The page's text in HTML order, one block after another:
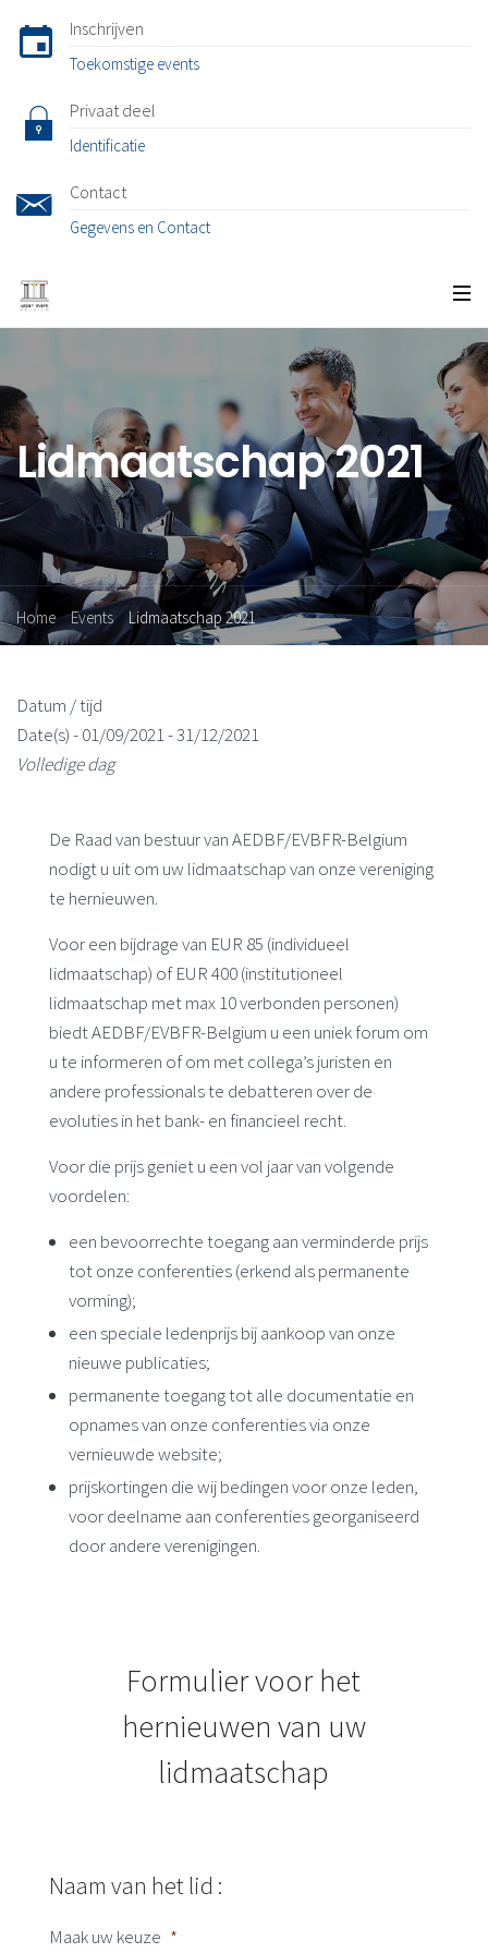
Inschrijven
Toekomstige events
Privaat deel
Identificatie
Contact
Gegevens en Contact
Lidmaatschap 2021
Home Events Lidmaatschap 2021
Datum / tijd
Date(s) - 01/09/2021 - 31/12/2021
Volledige dag
De Raad van bestuur van AEDBF/EVBFR-Belgium
nodigt u uit om uw lidmaatschap van onze vereniging
te hernieuwen.
Voor een bijdrage van EUR 85 (individueel
lidmaatschap) of EUR 400 (institutioneel
lidmaatschap met max 10 verbonden personen)
biedt AEDBF/EVBFR-Belgium u een uniek forum om
u te informeren of om met collega’s juristen en
andere professionals te debatteren over de
evoluties in het bank- en financieel recht.
Voor die prijs geniet u een vol jaar van volgende
voordelen:
een bevoorrechte toegang aan verminderde prijs
tot onze conferenties (erkend als permanente
vorming);
een speciale ledenprijs bij aankoop van onze
nieuwe publicaties;
permanente toegang tot alle documentatie en
opnames van onze conferenties via onze
vernieuwde website;
prijskortingen die wij bedingen voor onze leden,
voor deelname aan conferenties georganiseerd
door andere verenigingen.
Formulier voor het
hernieuwen van uw
lidmaatschap
Naam van het lid :
Maak uw keuze *